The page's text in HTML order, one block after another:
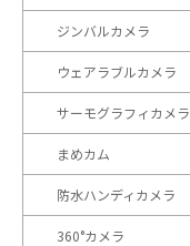
ジンバルカメラ
ウェアラブルカメラ
サーモグラフィカメラ
まめカム
防水ハンディカメラ
360°カメラ